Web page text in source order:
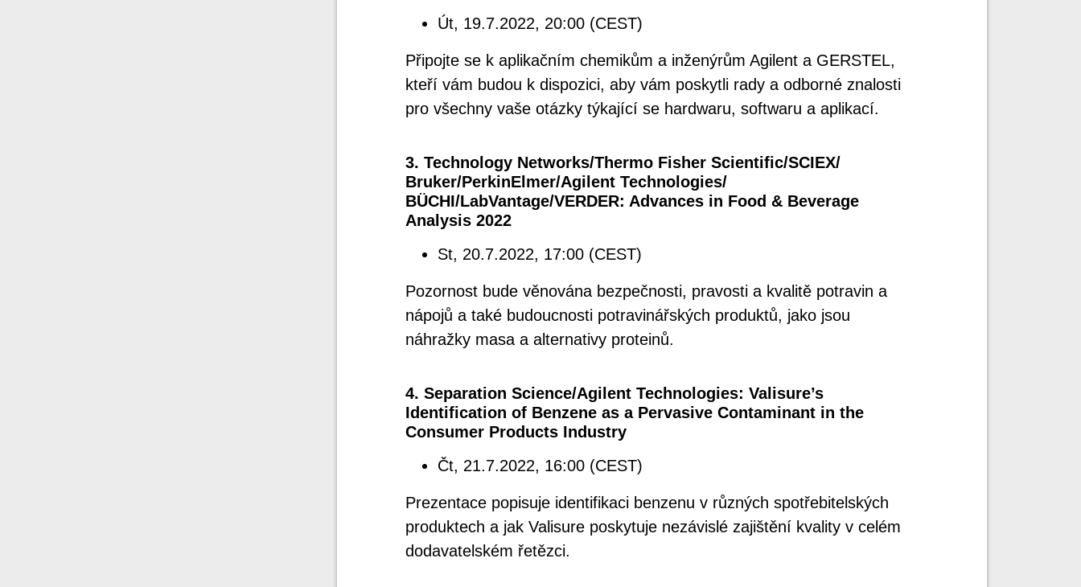
Út, 19.7.2022, 20:00 (CEST)
Připojte se k aplikačním chemikům a inženýrům Agilent a GERSTEL,
kteří vám budou k dispozici, aby vám poskytli rady a odborné znalosti
pro všechny vaše otázky týkající se hardwaru, softwaru a aplikací.
3. Technology Networks/Thermo Fisher Scientific/SCIEX/
Bruker/PerkinElmer/Agilent Technologies/
BÜCHI/LabVantage/VERDER: Advances in Food & Beverage
Analysis 2022
St, 20.7.2022, 17:00 (CEST)
Pozornost bude věnována bezpečnosti, pravosti a kvalitě potravin a
nápojů a také budoucnosti potravinářských produktů, jako jsou
náhražky masa a alternativy proteinů.
4. Separation Science/Agilent Technologies: Valisure’s
Identification of Benzene as a Pervasive Contaminant in the
Consumer Products Industry
Čt, 21.7.2022, 16:00 (CEST)
Prezentace popisuje identifikaci benzenu v různých spotřebitelských
produktech a jak Valisure poskytuje nezávislé zajištění kvality v celém
dodavatelském řetězci.